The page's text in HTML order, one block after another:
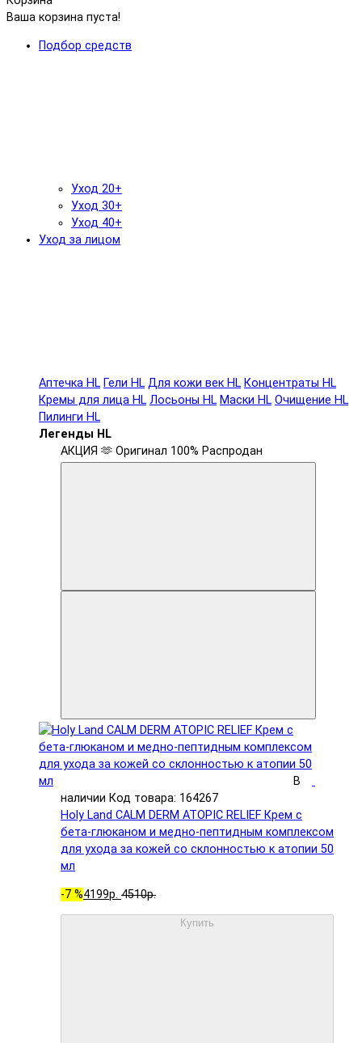
Ваша корзина пуста!
Подбор средств
Уход 20+
Уход 30+
Уход 40+
Уход за лицом
Аптечка HL Гели HL Для кожи век HL Концентраты HL
Кремы для лица HL Лосьоны HL Маски HL Очищение HL
Пилинги HL
Легенды HL
АКЦИЯ 🫶 Оригинал 100% Распродан
В
наличии Код товара: 164267
Holy Land CALM DERM ATOPIC RELIEF Крем с
бета-глюканом и медно-пептидным комплексом
для ухода за кожей со склонностью к атопии 50
мл
-7 %4199р. 4510р.
Купить